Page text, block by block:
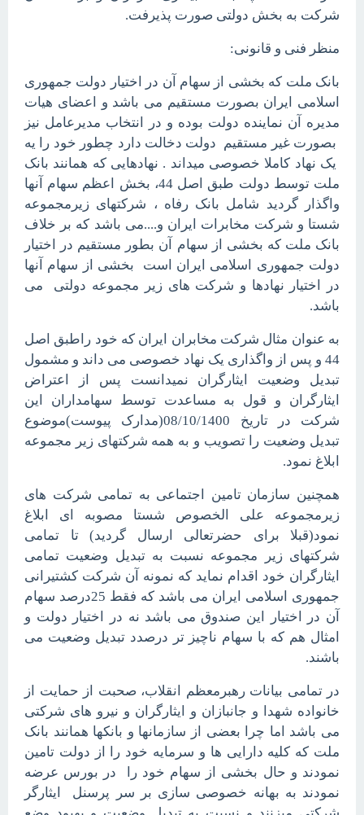
شرکت به بخش دولتی صورت پذیرفت.
منظر فنی و قانونی:
بانک ملت که بخشی از سهام آن در اختیار دولت جمهوری
اسلامی ایران بصورت مستقیم می باشد و اعضای هیات
مدیره آن نماینده دولت بوده و در انتخاب مدیرعامل نیز
بصورت غیر مستقیم دولت دخالت دارد چطور خود را یه
یک نهاد کاملا خصوصی میداند . نهادهایی که همانند بانک
ملت توسط دولت طبق اصل 44، بخش اعظم سهام آنها
واگذار گردید شامل بانک رفاه ، شرکتهای زیرمجموعه
شستا و شرکت مخابرات ایران و....می باشد که بر خلاف
بانک ملت که بخشی از سهام آن بطور مستقیم در اختیار
دولت جمهوری اسلامی ایران است بخشی از سهام آنها
در اختیار نهادها و شرکت های زیر مجموعه دولتی می
باشد.
به عنوان مثال شرکت مخابران ایران که خود راطبق اصل
44 و پس از واگذاری یک نهاد خصوصی می داند و مشمول
تبدیل وضعیت ایثارگران نمیدانست پس از اعتراض
ایثارگران و قول به مساعدت توسط سهامداران این
شرکت در تاریخ 08/10/1400(مدارک پیوست)موضوع
تبدیل وضعیت را تصویب و به همه شرکتهای زیر مجموعه
ابلاغ نمود.
همچنین سازمان تامین اجتماعی به تمامی شرکت های
زیرمجموعه علی الخصوص شستا مصوبه ای ابلاغ
نمود(قبلا برای حضرتعالی ارسال گردید) تا تمامی
شرکتهای زیر مجموعه نسبت به تبدیل وضعیت تمامی
ایثارگران خود اقدام نماید که نمونه آن شرکت کشتیرانی
جمهوری اسلامی ایران می باشد که فقط 25درصد سهام
آن در اختیار این صندوق می باشد نه در اختیار دولت و
امثال هم که با سهام ناچیز تر درصدد تبدیل وضعیت می
باشند.
در تمامی بیانات رهبرمعظم انقلاب، صحبت از حمایت از
خانواده شهدا و جانبازان و ایثارگران و نیرو های شرکتی
می باشد اما چرا بعضی از سازمانها و بانکها همانند بانک
ملت که کلیه دارایی ها و سرمایه خود را از دولت تامین
نمودند و حال بخشی از سهام خود را در بورس عرضه
نمودند به بهانه خصوصی سازی بر سر پرسنل ایثارگر